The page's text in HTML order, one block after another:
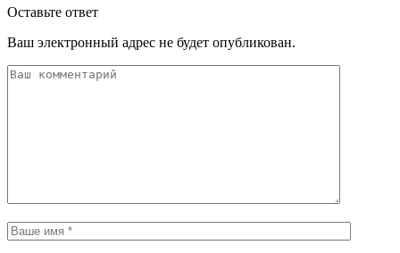
Оставьте ответ
Ваш электронный адрес не будет опубликован.